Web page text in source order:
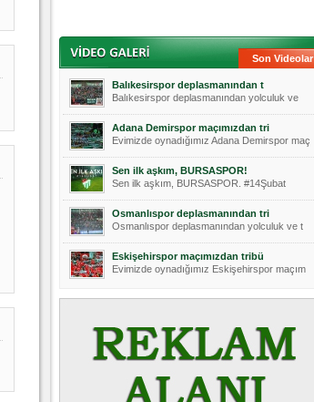
Son Videolar
Balıkesirspor deplasmanından t
Balıkesirspor deplasmanından yolculuk ve
Adana Demirspor maçımızdan tri
Evimizde oynadığımız Adana Demirspor maç
Sen ilk aşkım, BURSASPOR!
Sen ilk aşkım, BURSASPOR. #14Şubat
Osmanlıspor deplasmanından tri
Osmanlıspor deplasmanından yolculuk ve t
Eskişehirspor maçımızdan tribü
Evimizde oynadığımız Eskişehirspor maçım